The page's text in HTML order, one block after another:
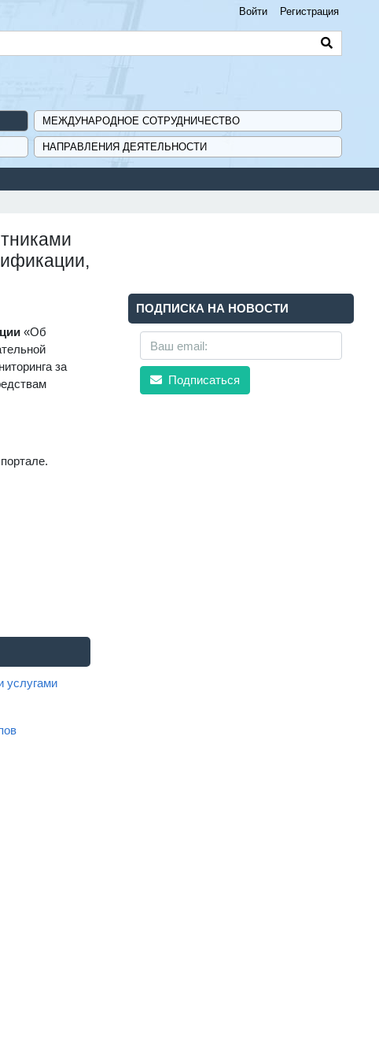
Войти Регистрация
МЕЖДУНАРОДНОЕ СОТРУДНИЧЕСТВО
НАПРАВЛЕНИЯ ДЕЯТЕЛЬНОСТИ
«Об
за
услугами
ПОДПИСКА НА НОВОСТИ
Подписаться